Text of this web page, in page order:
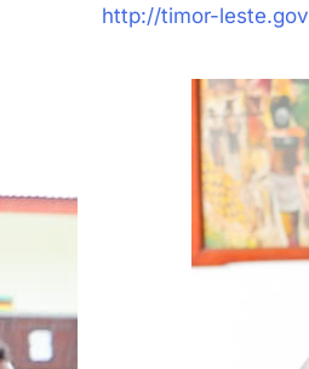
http://timor-